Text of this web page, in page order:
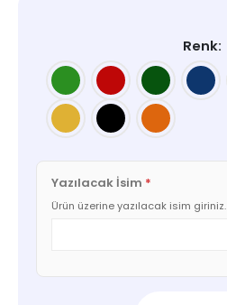
Renk
Yazılacak İsim *
Ürün üzerine yazılacak isim giriniz.